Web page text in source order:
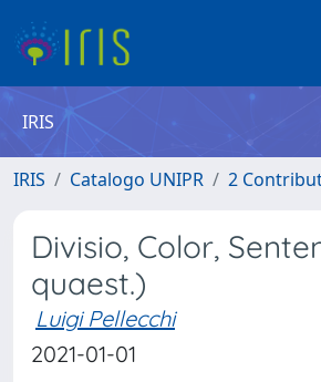
IRIS
IRIS Catalogo UNIPR 2
Divisio, Color,
quaest.)
Luigi Pellecchi
2021-01-01